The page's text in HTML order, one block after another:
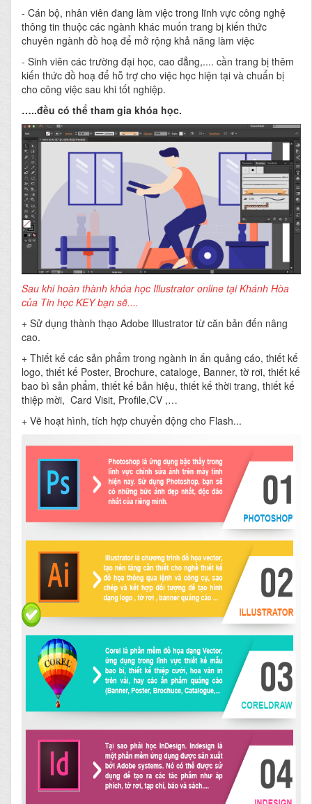
- Cán bộ, nhân viên đang làm việc trong lĩnh vực công nghệ
thông tin thuộc các ngành khác muốn trang bị kiến thức
chuyên ngành đồ hoạ để mở rộng khả năng làm việc
- Sinh viên các trường đại học, cao đẳng,.... cần trang bị thêm
kiến thức đồ hoạ để hỗ trợ cho việc học hiện tại và chuẩn bị
cho công việc sau khi tốt nghiệp.
…..đều có thể tham gia khóa học.
Sau khi hoàn thành khóa học Illustrator online tại Khánh Hòa
của Tin học KEY bạn sẽ....
+ Sử dụng thành thạo Adobe Illustrator từ căn bản đến nâng
cao.
+ Thiết kế các sản phẩm trong ngành in ấn quảng cáo, thiết kế
logo, thiết kế Poster, Brochure, cataloge, Banner, tờ rơi, thiết kế
bao bì sản phẩm, thiết kế bản hiệu, thiết kế thời trang, thiết kế
thiệp mời, Card Visit, Profile,CV ,…
+ Vẽ hoạt hình, tích hợp chuyển động cho Flash...